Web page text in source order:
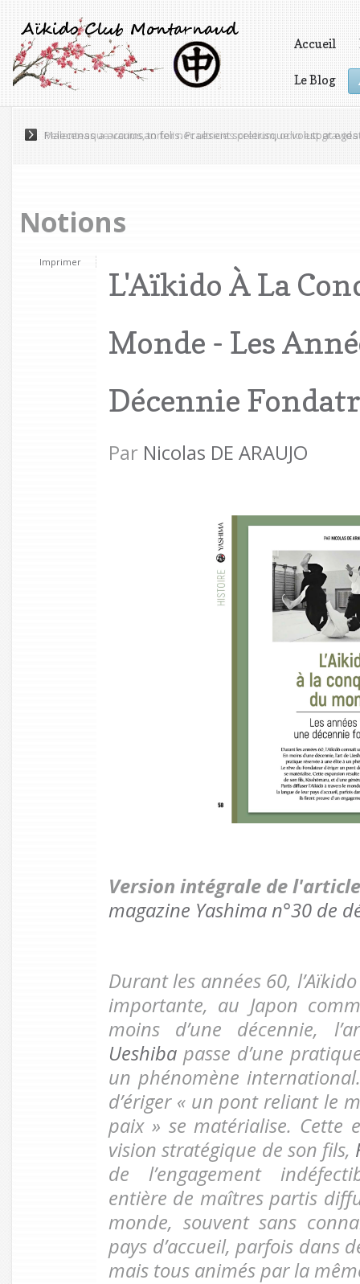
Accueil
Le Blog
Pellentesque varius, tortor nec ultricies pretium, odio est
Notions
Imprimer
L'Aïkido À La
Monde - Les
Décennie
Par Nicolas DE ARAUJO
Version intégrale de
magazine Yashima n°30 de
Durant les années 60,
importante, au Japon
moins d’une décennie,
Ueshiba passe d’une
un phénomène
d’ériger « un pont reliant le
paix » se matérialise. Cette
vision stratégique de son fils,
de l’engagement
entière de maîtres partis
monde, souvent sans
pays d’accueil, parfois dans
mais tous animés par la